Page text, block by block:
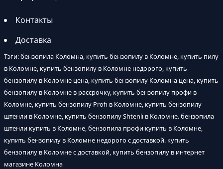
Контакты
Доставка
Тэги: бензопила Коломна, купить бензопилу в Коломне, купить пилу
в Коломне, купить бензопилу в Коломне недорого, купить
бензопилу в Коломне цена, купить бензопилу Коломна цена, купить
бензопилу в Коломне в рассрочку, купить бензопилу профи в
Коломне, купить бензопилу Profi в Коломне, купить бензопилу
штенли в Коломне, купить бензопилу Shtenli в Коломне. бензопила
штенли купить в Коломне, бензопила профи купить в Коломне,
купить бензопилу в Коломне недорого с доставкой. купить
бензопилу в Коломне с доставкой, купить бензопилу в интернет
магазине Коломна